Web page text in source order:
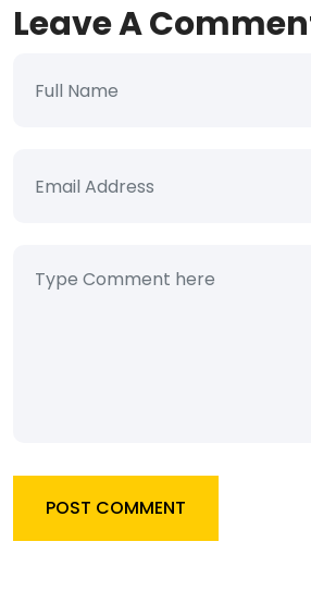
Leave A
POST COMMENT